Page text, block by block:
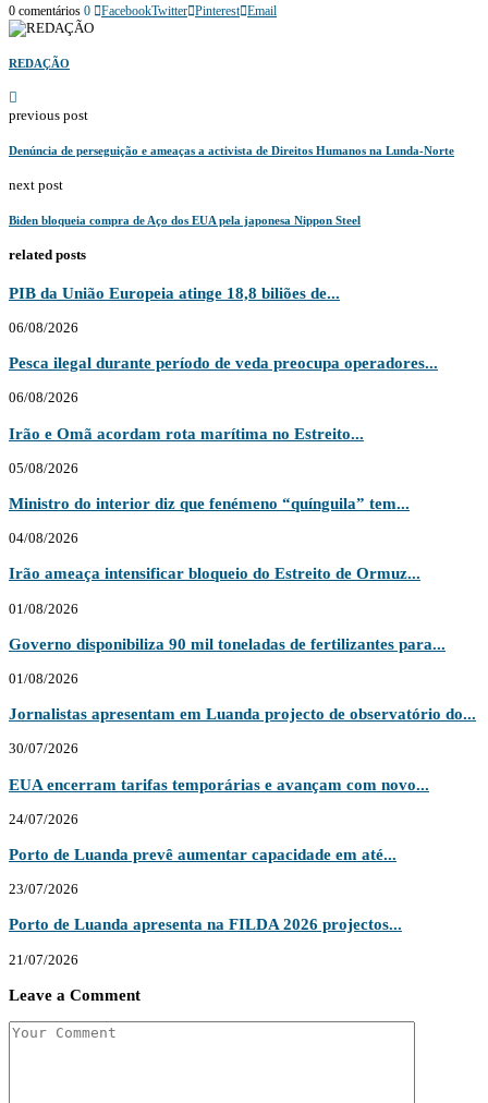
0 comentários 0 FacebookTwitter Pinterest Email
REDAÇÃO
previous post
Denúncia de perseguição e ameaças a activista de Direitos Humanos na Lunda-Norte
next post
Biden bloqueia compra de Aço dos EUA pela japonesa Nippon Steel
related posts
PIB da União Europeia atinge 18,8 biliões de...
06/08/2026
Pesca ilegal durante período de veda preocupa operadores...
06/08/2026
Irão e Omã acordam rota marítima no Estreito...
05/08/2026
Ministro do interior diz que fenémeno “quínguila” tem...
04/08/2026
Irão ameaça intensificar bloqueio do Estreito de Ormuz...
01/08/2026
Governo disponibiliza 90 mil toneladas de fertilizantes para...
01/08/2026
Jornalistas apresentam em Luanda projecto de observatório do...
30/07/2026
EUA encerram tarifas temporárias e avançam com novo...
24/07/2026
Porto de Luanda prevê aumentar capacidade em até...
23/07/2026
Porto de Luanda apresenta na FILDA 2026 projectos...
21/07/2026
Leave a Comment